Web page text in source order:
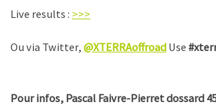
Live results : >>>
Ou via Twitter, @XTERRAoffroad Use
Pour infos, Pascal Faivre-Pierret dossard